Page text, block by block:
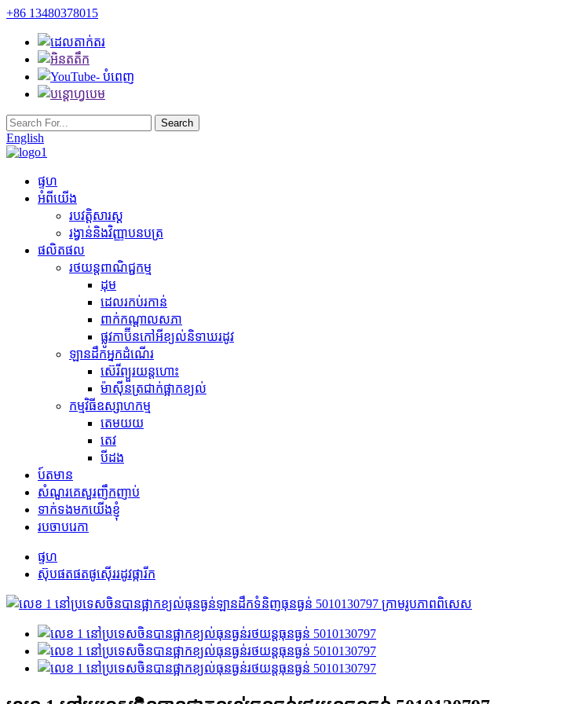
+86 13480378015
English
ផ្ទហ
អំពីយើង
របវត្ដិសារស្ដ
រង្វាន់និងវិញ្ញាបនបត្រ
ផលិតផល
រថយន្តពាណិជ្ជកម្ម
ដុម
ដេលរកប់រកាន់
ពាក់កណ្តាលសភា
ផ្លូវកាប៊ីនកៅអីខ្យល់និទាឃរដូវ
ឡានដឹកអ្នកដំណើរ
ស៊េរីព្យួរយន្តហោះ
ម៉ាស៊ីនត្រជាក់ផ្អាកខ្យល់
កម្មវិធីឧស្សាហកម្ម
តេមយយ
តេវ
បីដង
ប៍តមាន
សំណួរគេសួរញឹកញាប់
ទាក់ទងមកយើងខ្ញុំ
របចាបរេកា
ផ្ទហ
ស៊ុបផតផតផូស៊ើររដូវផ្ការីក